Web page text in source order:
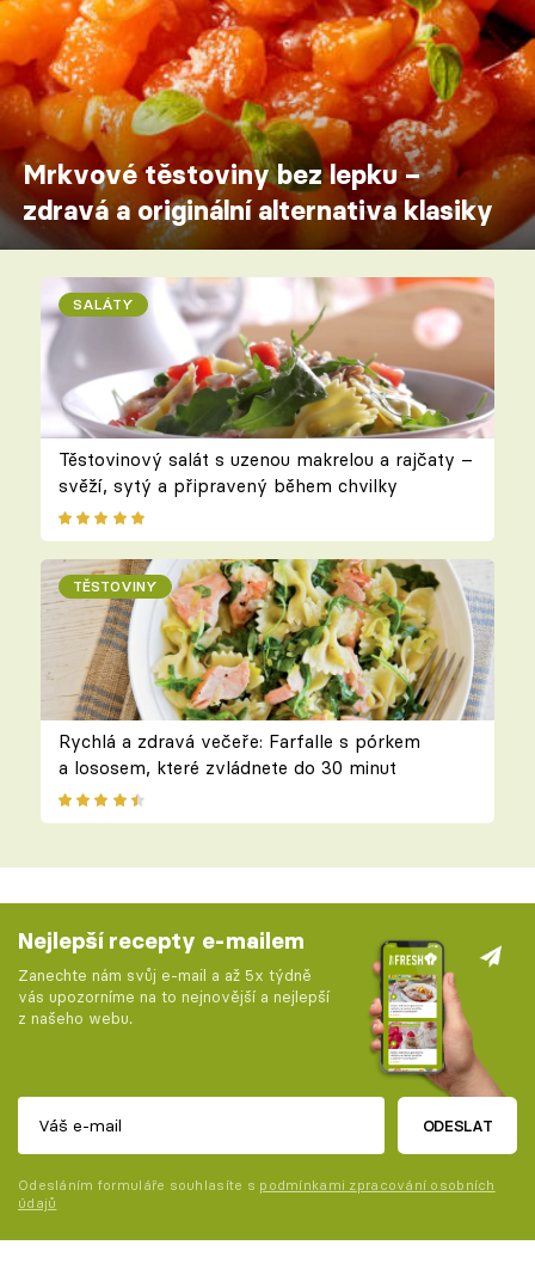
Mrkvové těstoviny bez lepku –
zdravá a originální alternativa klasiky
SALÁTY
Těstovinový salát s uzenou makrelou a rajčaty –
svěží, sytý a připravený během chvilky
TĚSTOVINY
Rychlá a zdravá večeře: Farfalle s pórkem
a lososem, které zvládnete do 30 minut
Nejlepší recepty e-mailem
Zanechte nám svůj e-mail a až 5x týdně
vás upozorníme na to nejnovější a nejlepší
z našeho webu.
ODESLAT
Odesláním formuláře souhlasíte s podmínkami zpracování osobních
údajů